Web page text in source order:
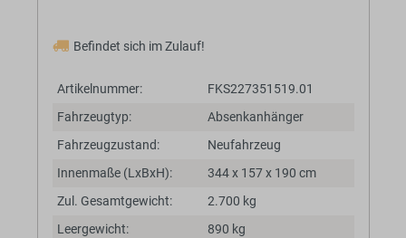
Befindet sich im Zulauf!
Artikelnummer:
FKS227351519.01
Fahrzeugtyp:
Absenkanhänger
Fahrzeugzustand:
Neufahrzeug
Innenmaße (LxBxH):
344 x 157 x 190 cm
Zul. Gesamtgewicht:
2.700 kg
Leergewicht:
890 kg